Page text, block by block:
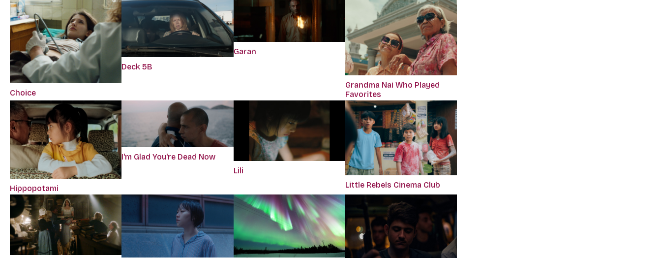
Choice
Deck 5B
Garan
Grandma Nai Who Played
Favorites
Hippopotami
I'm Glad You're Dead Now
Lili
Little Rebels Cinema Club